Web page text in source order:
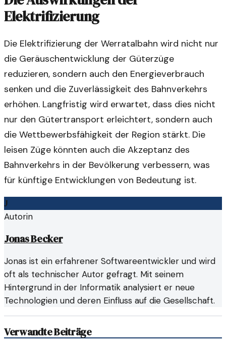
Elektrifizierung
Die Elektrifizierung der Werratalbahn wird nicht nur
die Geräuschentwicklung der Güterzüge
reduzieren, sondern auch den Energieverbrauch
senken und die Zuverlässigkeit des Bahnverkehrs
erhöhen. Langfristig wird erwartet, dass dies nicht
nur den Gütertransport erleichtert, sondern auch
die Wettbewerbsfähigkeit der Region stärkt. Die
leisen Züge könnten auch die Akzeptanz des
Bahnverkehrs in der Bevölkerung verbessern, was
für künftige Entwicklungen von Bedeutung ist.
J
Autorin
Jonas Becker
Jonas ist ein erfahrener Softwareentwickler und wird
oft als technischer Autor gefragt. Mit seinem
Hintergrund in der Informatik analysiert er neue
Technologien und deren Einfluss auf die Gesellschaft.
Verwandte Beiträge